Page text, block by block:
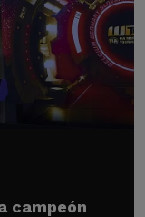
campeón